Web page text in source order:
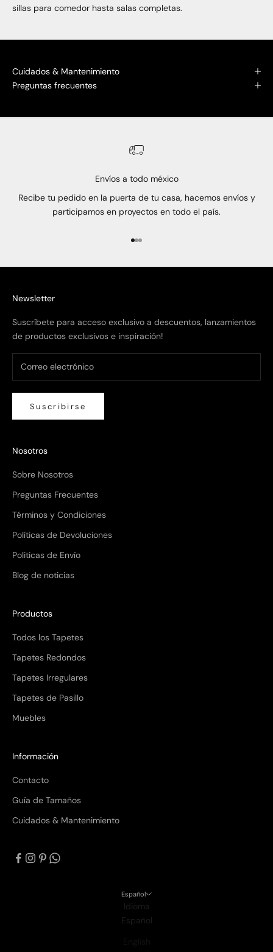
sillas para comedor hasta salas completas.
Cuidados & Mantenimiento
Preguntas frecuentes
Envíos a todo méxico
Recibe tu pedido en la puerta de tu casa, hacemos envíos y
participamos en proyectos en todo el país.
Ir al artículo 1
Ir al artículo 2
Ir al artículo 3
Newsletter
Suscríbete para acceso exclusivo a descuentos, lanzamientos
de productos exclusivos e inspiración!
Suscribirse
Nosotros
Sobre Nosotros
Preguntas Frecuentes
Términos y Condiciones
Políticas de Devoluciones
Politicas de Envío
Blog de noticias
Productos
Todos los Tapetes
Tapetes Redondos
Tapetes Irregulares
Tapetes de Pasillo
Muebles
Información
Contacto
Guía de Tamaños
Cuidados & Mantenimiento
Español
Idioma
Español